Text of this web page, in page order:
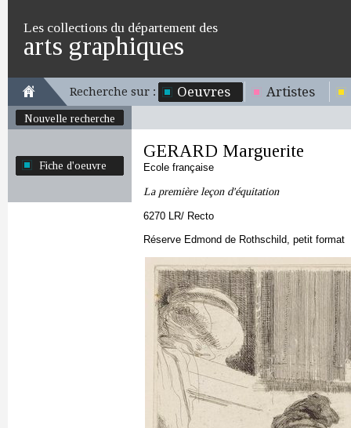
Les collections du département des
arts graphiques
Recherche sur : Oeuvres Artistes
Nouvelle recherche
Fiche d'oeuvre
GERARD Marguerite
Ecole française
La première leçon d'équitation
6270 LR/ Recto
Réserve Edmond de Rothschild, petit format